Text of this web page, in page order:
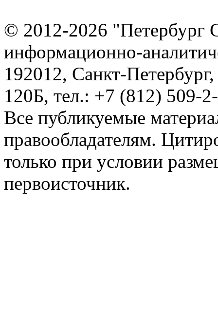
© 2012-2026 "Петербург
информационно-
192012, Санкт-
120Б, тел.: +7 (812) 509-
Все публикуемые
правообладателям.
только при условии
первоисточник.